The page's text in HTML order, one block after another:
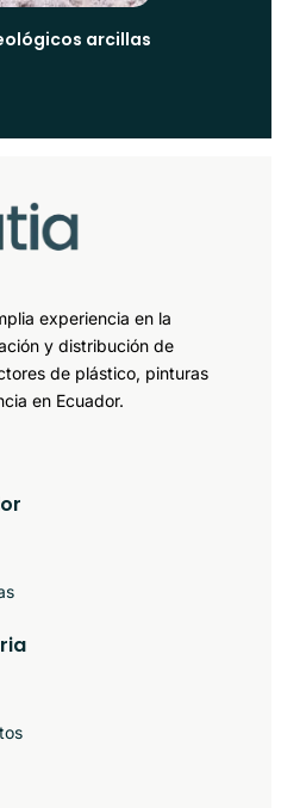
arcillas
experiencia en la
y distribución de
de plástico, pinturas
en Ecuador.